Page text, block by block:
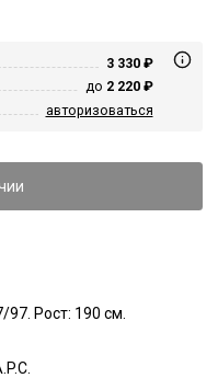
3 330 ₽
до 2 220 ₽
авторизоваться
Рост: 190 см.